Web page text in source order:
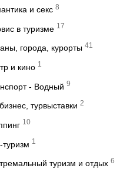
и секс 8
в туризме 17
города, курорты 41
и кино 1
- Водный 9
турвыставки 2
10
туризм 1
туризм и отдых 6